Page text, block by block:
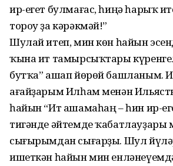
ир-егет булмағас, һиңә һарыҡ
тороу ҙа кәрәкмәй!”
Шулай итеп, мин көн һайын
ҡына ит тамырсыҡтары
бутҡа” ашап йөрөй башланым.
ағайҙарым Илһам менән
һайын “Ит ашамаһаң – һин ир-
тигәнде әйтемде ҡабатлауҙары
сығырымдан сығарҙы. Шул
ишеткән һайын мин